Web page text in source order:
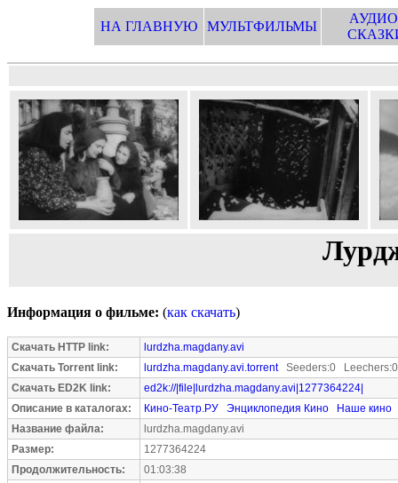
НА ГЛАВНУЮ МУЛЬТФИЛЬМЫ
Информация о фильме: (как скачать)
Скачать HTTP link:
lurdzha.magdany.avi
Скачать Torrent link:
lurdzha.magdany.avi.torrentSeeders:0 Leechers:0
Скачать ED2K link:
ed2k://|file|lurdzha.magdany.avi|1277364224|
Описание в каталогах:
Кино-Театр.РУ Энциклопедия Кино
Наше кино
Название файла:
lurdzha.magdany.avi
Размер:
1277364224
Продолжительность:
01:03:38